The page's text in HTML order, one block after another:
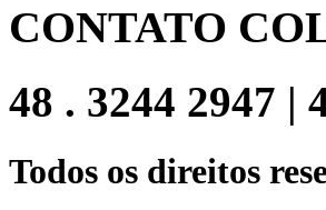
CONTATO
48 . 3244 2947 |
Todos os direitos